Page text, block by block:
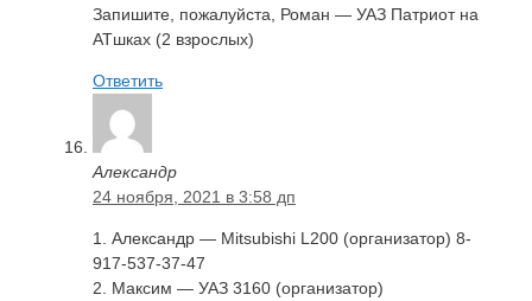
Запишите, пожалуйста, Роман — УАЗ Патриот на
АТшках (2 взрослых)
Ответить
Александр
24 ноября, 2021 в 3:58 дп
1. Александр — Mitsubishi L200 (организатор) 8-
917-537-37-47
2. Максим — УАЗ 3160 (организатор)